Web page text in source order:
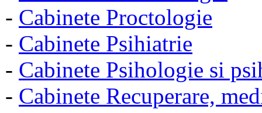
- Cabinete Proctologie
- Cabinete Psihiatrie
- Cabinete Psihologie si
- Cabinete Recuperare,